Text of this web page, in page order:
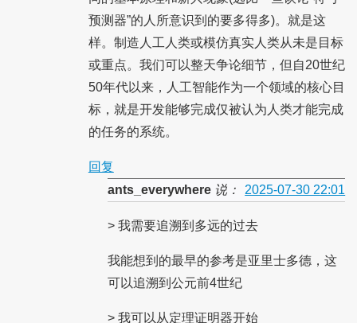
预测器”的人所意识到的要多得多)。就是这
样。制造人工人类或模仿真实人类从未是目标
或重点。我们可以整天争论细节，但自20世纪
50年代以来，人工智能作为一个领域的核心目
标，就是开发能够完成仅被认为人类才能完成
的任务的系统。
回复
ants_everywhere说： 2025-07-30 22:01
> 我需要追溯到多远的过去
我能想到的最早的参考是亚里士多德，这
可以追溯到公元前4世纪
> 我可以从定理证明器开始